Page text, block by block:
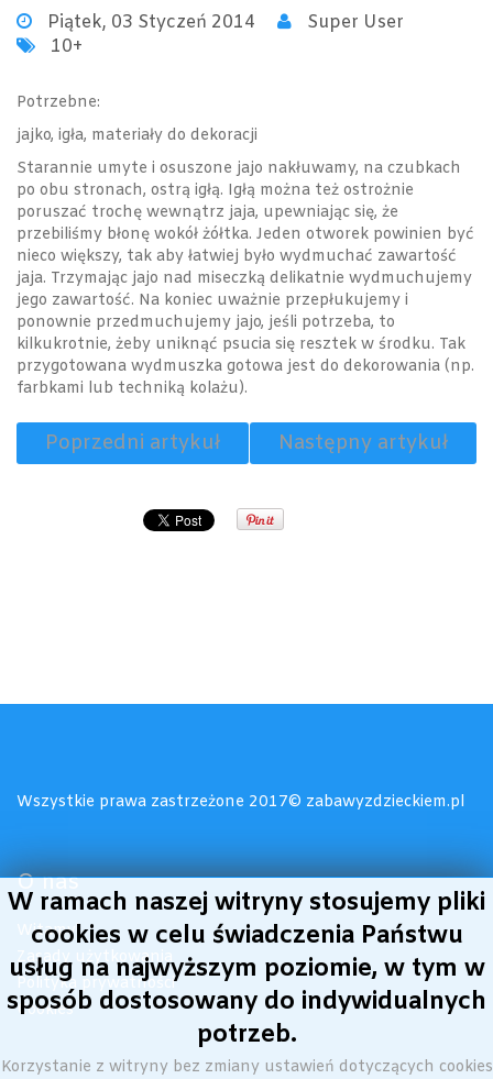
W ramach naszej witryny stosujemy pliki
cookies w celu świadczenia Państwu
usług na najwyższym poziomie, w tym w
sposób dostosowany do indywidualnych
potrzeb.
Korzystanie z witryny bez zmiany ustawień dotyczących cookies
Piątek, 03 Styczeń 2014
Super User
10+
Potrzebne:
jajko, igła, materiały do dekoracji
Starannie umyte i osuszone jajo nakłuwamy, na czubkach
po obu stronach, ostrą igłą. Igłą można też ostrożnie
poruszać trochę wewnątrz jaja, upewniając się, że
przebiliśmy błonę wokół żółtka. Jeden otworek powinien być
nieco większy, tak aby łatwiej było wydmuchać zawartość
jaja. Trzymając jajo nad miseczką delikatnie wydmuchujemy
jego zawartość. Na koniec uważnie przepłukujemy i
ponownie przedmuchujemy jajo, jeśli potrzeba, to
kilkukrotnie, żeby uniknąć psucia się resztek w środku. Tak
przygotowana wydmuszka gotowa jest do dekorowania (np.
farbkami lub techniką kolażu).
Poprzedni artykuł Następny artykuł
Wszystkie prawa zastrzeżone 2017© zabawyzdzieckiem.pl
O nas
Witamy!
Zasady użytkowania
Polityka prywatności
Cookies